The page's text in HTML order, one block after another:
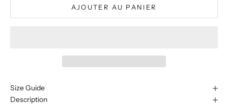
AJOUTER AU PANIER
Size Guide
Description